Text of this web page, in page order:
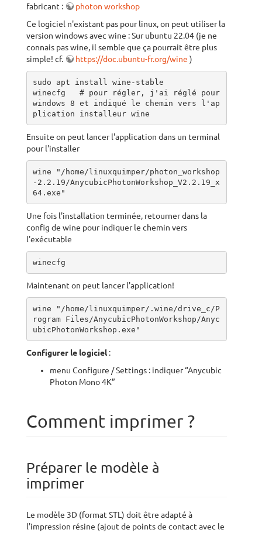
fabricant :
photon workshop
Ce logiciel n'existant pas pour linux, on peut utiliser la
version windows avec wine : Sur ubuntu 22.04 (je ne
connais pas wine, il semble que ça pourrait être plus
simple! cf.
https://doc.ubuntu-fr.org/wine )
sudo apt install wine-stable
winecfg   # pour régler, j'ai réglé pour
windows 8 et indiqué le chemin vers l'ap
plication installeur wine
Ensuite on peut lancer l'application dans un terminal
pour l'installer
wine "/home/linuxquimper/photon_workshop
-2.2.19/AnycubicPhotonWorkshop_V2.2.19_x
64.exe"
Une fois l'installation terminée, retourner dans la
config de wine pour indiquer le chemin vers
l'exécutable
winecfg
Maintenant on peut lancer l'application!
wine "/home/linuxquimper/.wine/drive_c/P
rogram Files/AnycubicPhotonWorkshop/Anyc
ubicPhotonWorkshop.exe"
Configurer le logiciel:
menu Configure / Settings : indiquer “Anycubic
Photon Mono 4K”
Comment imprimer ?
Préparer le modèle à
imprimer
Le modèle 3D (format STL) doit être adapté à
l'impression résine (ajout de points de contact avec le